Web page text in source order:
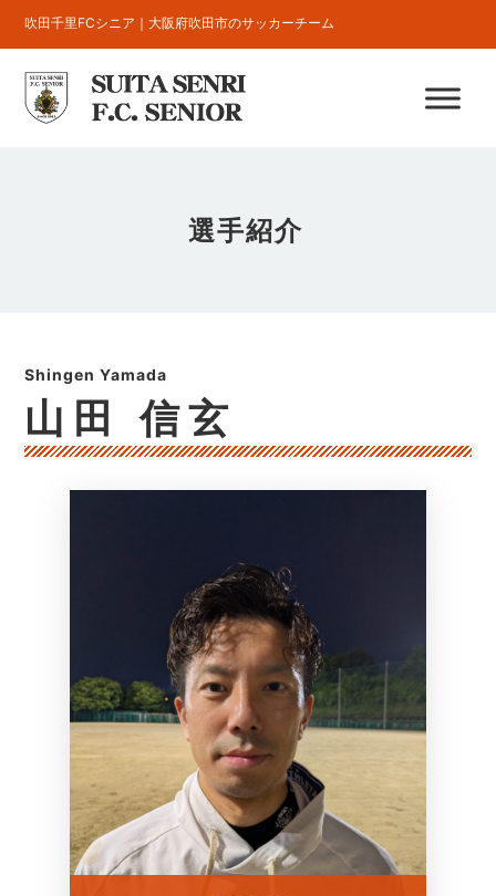
吹田千里FCシニア｜大阪府吹田市のサッカーチーム
選手紹介
山田 信玄